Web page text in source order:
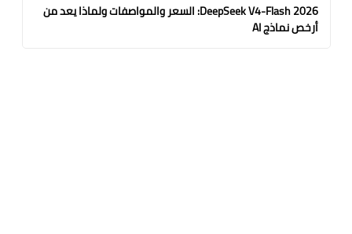
DeepSeek V4-Flash 2026: السعر والمواصفات ولماذا يعد من
أرخص نماذج AI